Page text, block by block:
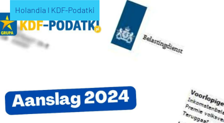
Holandia I KDF-Podatki